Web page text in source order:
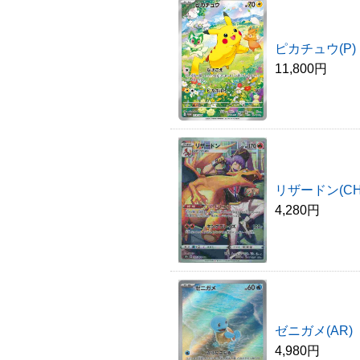
ピカチュウ(P)
11,800円
リザードン
4,280円
ゼニガメ(AR)
4,980円